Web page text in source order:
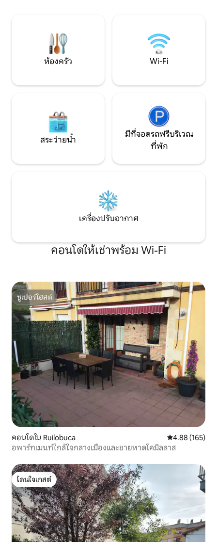
ห้องครัว Wi-Fi
สระว่ายน้ำ
มีที่จอดรถฟรีบริเวณ
ที่พัก
เครื่องปรับอากาศ
คอนโดให้เช่าพร้อม Wi-Fi
ซูเปอร์โฮสต์
ซูเปอร์โฮสต์
คอนโดใน Ruilobuca คะแนนเฉลี่ย
4.88 (165)
อพาร์ทเมนท์ใกล้ใจกลางเมืองและชายหาดโคมิลลาส
โดนใจเกสต์
โดนใจเกสต์